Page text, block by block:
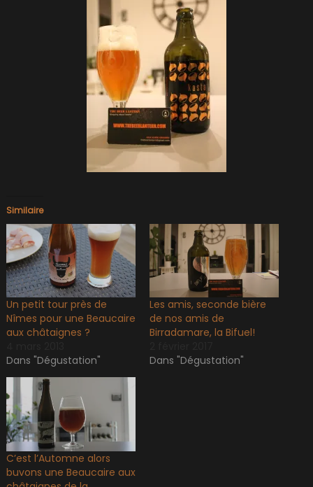
Similaire
Un petit tour près de
Nîmes pour une Beaucaire
aux châtaignes ?
Dans "Dégustation"
Les amis, seconde bière
de nos amis de
Birradamare, la Bifuel!
Dans "Dégustation"
C’est l’Automne alors
buvons une Beaucaire aux